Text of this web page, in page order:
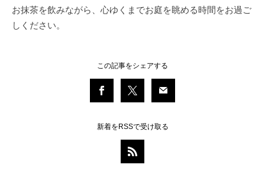
お抹茶を飲みながら、心ゆくまでお庭を眺める時間をお過ご
しください。
この記事をシェアする
新着をRSSで受け取る